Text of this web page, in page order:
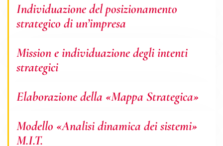
Individuazione del posizionamento
strategico di un’impresa
Mission e individuazione degli intenti
strategici
Elaborazione della «Mappa Strategica»
Modello «Analisi dinamica dei sistemi»
M.I.T.